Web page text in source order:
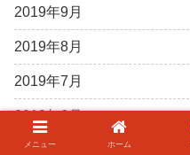
2019年9月
2019年8月
2019年7月
2019年6月
2019年5月
メニュー ホーム